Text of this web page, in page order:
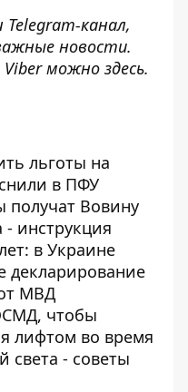
Telegram-канал,
новости.
Viber можно здесь.
льготы на
в ПФУ
получат Вовину
инструкция
в Украине
декларирование
МВД
чтобы
лифтом во время
света - советы